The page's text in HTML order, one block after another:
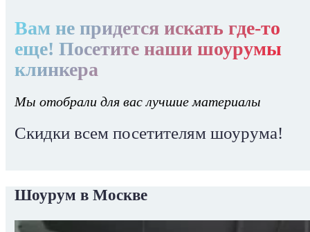
Вам не придется искать где-то
еще! Посетите наши шоурумы
клинкера
Мы отобрали для вас лучшие материалы
Скидки всем посетителям шоурума!
Шоурум в Москве